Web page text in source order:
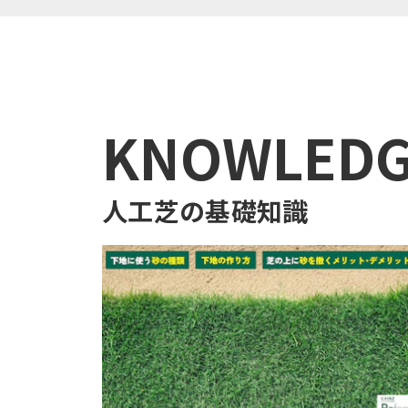
人工芝の基礎知識